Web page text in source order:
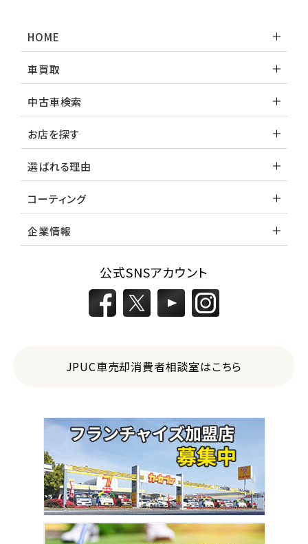
HOME
車買取
中古車検索
お店を探す
選ばれる理由
コーティング
企業情報
公式SNSアカウント
JPUC車売却消費者相談室はこちら